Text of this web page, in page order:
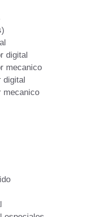
digital
mecanico
digital
mecanico